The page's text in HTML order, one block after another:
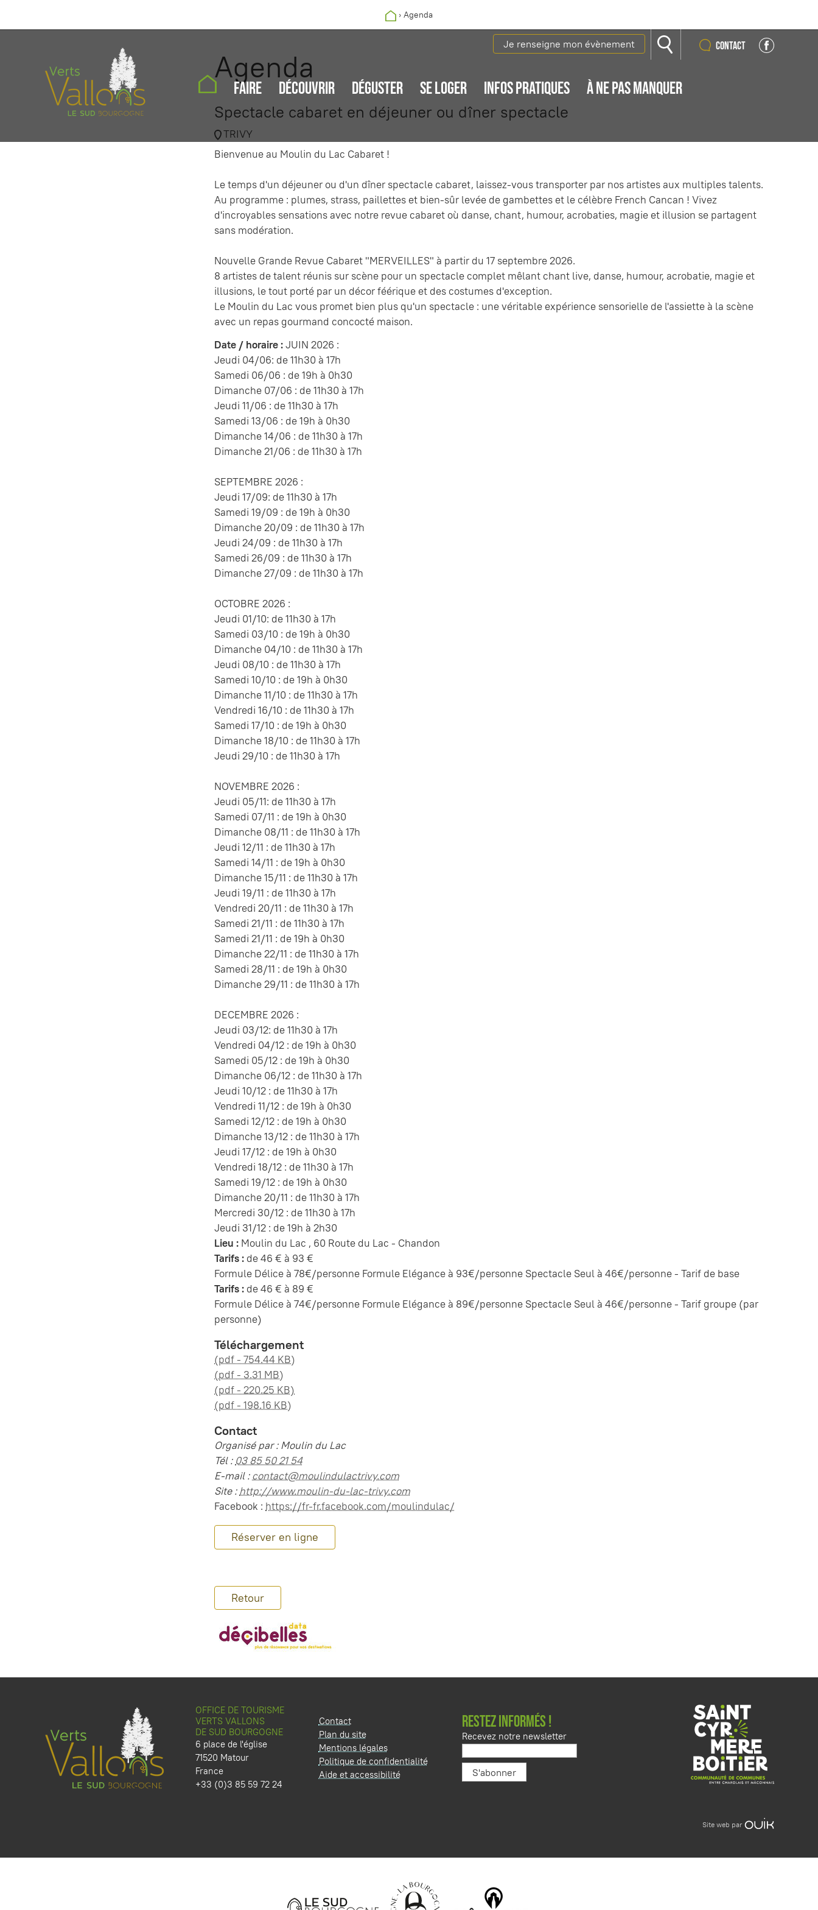
Je renseigne mon évènement Contact
FAIRE DÉCOUVRIR DÉGUSTER SE LOGER INFOS PRATIQUES À NE PAS MANQUER
› Agenda
Agenda
Spectacle cabaret en déjeuner ou dîner spectacle
TRIVY
Bienvenue au Moulin du Lac Cabaret !
Le temps d'un déjeuner ou d'un dîner spectacle cabaret, laissez-vous transporter par nos artistes aux multiples talents.
Au programme : plumes, strass, paillettes et bien-sûr levée de gambettes et le célèbre French Cancan ! Vivez
d'incroyables sensations avec notre revue cabaret où danse, chant, humour, acrobaties, magie et illusion se partagent
sans modération.
Nouvelle Grande Revue Cabaret "MERVEILLES" à partir du 17 septembre 2026.
8 artistes de talent réunis sur scène pour un spectacle complet mêlant chant live, danse, humour, acrobatie, magie et
illusions, le tout porté par un décor féérique et des costumes d'exception.
Le Moulin du Lac vous promet bien plus qu'un spectacle : une véritable expérience sensorielle de l'assiette à la scène
avec un repas gourmand concocté maison.
Date / horaire :JUIN 2026 :
Jeudi 04/06: de 11h30 à 17h
Samedi 06/06 : de 19h à 0h30
Dimanche 07/06 : de 11h30 à 17h
Jeudi 11/06 : de 11h30 à 17h
Samedi 13/06 : de 19h à 0h30
Dimanche 14/06 : de 11h30 à 17h
Dimanche 21/06 : de 11h30 à 17h
SEPTEMBRE 2026 :
Jeudi 17/09: de 11h30 à 17h
Samedi 19/09 : de 19h à 0h30
Dimanche 20/09 : de 11h30 à 17h
Jeudi 24/09 : de 11h30 à 17h
Samedi 26/09 : de 11h30 à 17h
Dimanche 27/09 : de 11h30 à 17h
OCTOBRE 2026 :
Jeudi 01/10: de 11h30 à 17h
Samedi 03/10 : de 19h à 0h30
Dimanche 04/10 : de 11h30 à 17h
Jeudi 08/10 : de 11h30 à 17h
Samedi 10/10 : de 19h à 0h30
Dimanche 11/10 : de 11h30 à 17h
Vendredi 16/10 : de 11h30 à 17h
Samedi 17/10 : de 19h à 0h30
Dimanche 18/10 : de 11h30 à 17h
Jeudi 29/10 : de 11h30 à 17h
NOVEMBRE 2026 :
Jeudi 05/11: de 11h30 à 17h
Samedi 07/11 : de 19h à 0h30
Dimanche 08/11 : de 11h30 à 17h
Jeudi 12/11 : de 11h30 à 17h
Samedi 14/11 : de 19h à 0h30
Dimanche 15/11 : de 11h30 à 17h
Jeudi 19/11 : de 11h30 à 17h
Vendredi 20/11 : de 11h30 à 17h
Samedi 21/11 : de 11h30 à 17h
Samedi 21/11 : de 19h à 0h30
Dimanche 22/11 : de 11h30 à 17h
Samedi 28/11 : de 19h à 0h30
Dimanche 29/11 : de 11h30 à 17h
DECEMBRE 2026 :
Jeudi 03/12: de 11h30 à 17h
Vendredi 04/12 : de 19h à 0h30
Samedi 05/12 : de 19h à 0h30
Dimanche 06/12 : de 11h30 à 17h
Jeudi 10/12 : de 11h30 à 17h
Vendredi 11/12 : de 19h à 0h30
Samedi 12/12 : de 19h à 0h30
Dimanche 13/12 : de 11h30 à 17h
Jeudi 17/12 : de 19h à 0h30
Vendredi 18/12 : de 11h30 à 17h
Samedi 19/12 : de 19h à 0h30
Dimanche 20/11 : de 11h30 à 17h
Mercredi 30/12 : de 11h30 à 17h
Jeudi 31/12 : de 19h à 2h30
Lieu : Moulin du Lac , 60 Route du Lac - Chandon
Tarifs : de 46 € à 93 €
Formule Délice à 78€/personne Formule Elégance à 93€/personne Spectacle Seul à 46€/personne - Tarif de base
Tarifs : de 46 € à 89 €
Formule Délice à 74€/personne Formule Elégance à 89€/personne Spectacle Seul à 46€/personne - Tarif groupe (par
personne)
Téléchargement
(pdf - 754.44 KB)
(pdf - 3.31 MB)
(pdf - 220.25 KB)
(pdf - 198.16 KB)
Contact
Organisé par : Moulin du Lac
Tél : 03 85 50 21 54
E-mail :contact@moulindulactrivy.com
Site :http://www.moulin-du-lac-trivy.com
Facebook : https://fr-fr.facebook.com/moulindulac/
Réserver en ligne
Retour
OFFICE DE TOURISME
VERTS VALLONS
DE SUD BOURGOGNE
6 place de l'église
71520 Matour
France
+33 (0)3 85 59 72 24
Contact
Plan du site
Mentions légales
Politique de confidentialité
Aide et accessibilité
RESTEZ INFORMÉS !
Recevez notre newsletter
Site web par